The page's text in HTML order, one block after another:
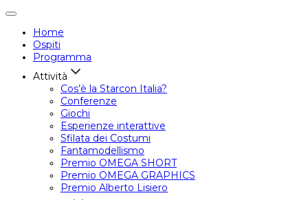
Attiva/disattiva
navigazione
Home
Ospiti
Programma
Attività
Cos’è la Starcon Italia?
Conferenze
Giochi
Esperienze interattive
Sfilata dei Costumi
Fantamodellismo
Premio OMEGA SHORT
Premio OMEGA GRAPHICS
Premio Alberto Lisiero